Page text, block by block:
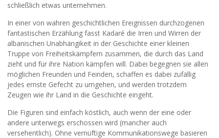
schließlich etwas unternehmen.
In einer von wahren geschichtlichen Ereignissen durchzogenen
fantastischen Erzählung fasst Kadaré die Irren und Wirren der
albanischen Unabhängikeit in der Geschichte einer kleinen
Truppe von Freiheitskämpfern zusammen, die durch das Land
zieht und für ihre Nation kämpfen will. Dabei begegnen sie allen
möglichen Freunden und Feinden, schaffen es dabei zufällig
jedes ernste Gefecht zu umgehen, und werden trotzdem
Zeugen wie ihr Land in die Geschichte eingeht.
Die Figuren sind einfach köstlich, auch wenn der eine oder
andere unterwegs erschossen wird (mancher auch
versehentlich). Ohne vernüftige Kommunikationswege basieren